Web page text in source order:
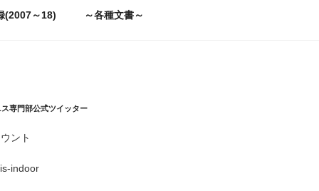
(2007～18) ～各種文書～
専門部公式ツイッター
ント
indoor